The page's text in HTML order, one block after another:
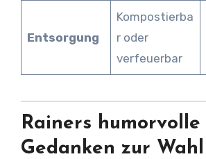
Entsorgung
Kompostierba
r oder
verfeuerbar
Rainers humorvolle
Gedanken zur Wahl